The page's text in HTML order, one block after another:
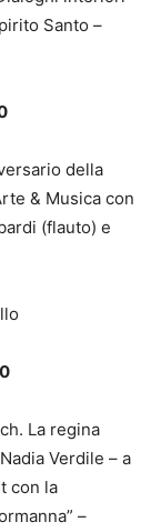
Santo –
della
& Musica con
(flauto) e
La regina
Verdile – a
con la
–